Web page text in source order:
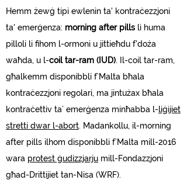
Hemm żewġ tipi ewlenin ta' kontraċezzjoni
ta' emerġenza: morning after pills li huma
pilloli li fihom l-ormoni u jittieħdu f'doża
waħda, u l-coil tar-ram (IUD). Il-coil tar-ram,
għalkemm disponibbli f’Malta bħala
kontraċezzjoni regolari, ma jintużax bħala
kontraċettiv ta’ emerġenza minħabba l-liġijiet
stretti dwar l-abort. Madankollu, il-morning
after pills ilhom disponibbli f’Malta mill-2016
wara protest ġudizzjarju mill-Fondazzjoni
għad-Drittijiet tan-Nisa (WRF).